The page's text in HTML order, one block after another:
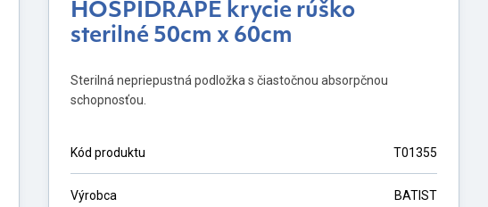
HOSPIDRAPE krycie rúško
sterilné 50cm x 60cm
Sterilná nepriepustná podložka s čiastočnou absorpčnou
schopnosťou.
Kód produktu T01355
Výrobca BATIST